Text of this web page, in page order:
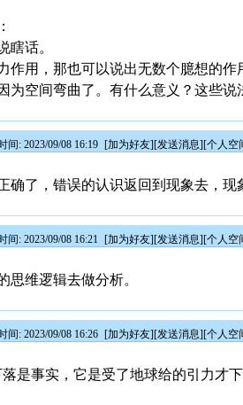
瞎话。
作用，那也可以说出无数个臆想的
为空间弯曲了。有什么意义？这些
间: 2023/09/08 16:19 [加为好友][发送消息][个人空
确了，错误的认识返回到现象去，现
间: 2023/09/08 16:21 [加为好友][发送消息][个人空
思维逻辑去做分析。
间: 2023/09/08 16:26 [加为好友][发送消息][个人空
是事实，它是受了地球给的引力才